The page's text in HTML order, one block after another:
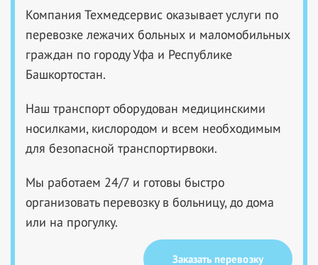
Компания Техмедсервис оказывает услуги по
перевозке лежачих больных и маломобильных
граждан по городу Уфа и Республике
Башкортостан.
Наш транспорт оборудован медицинскими
носилками, кислородом и всем необходимым
для безопасной транспортирвоки.
Мы работаем 24/7 и готовы быстро
организовать перевозку в больницу, до дома
или на прогулку.
Заказать перевозку